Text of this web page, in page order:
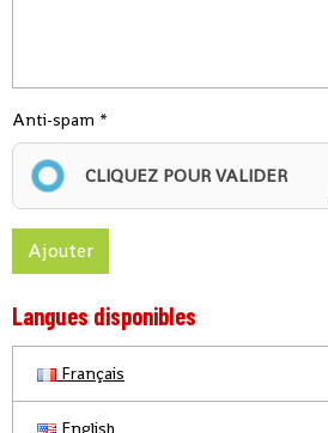
Anti-spam
CLIQUEZ POUR VALIDER
Ajouter
Langues disponibles
Français
English